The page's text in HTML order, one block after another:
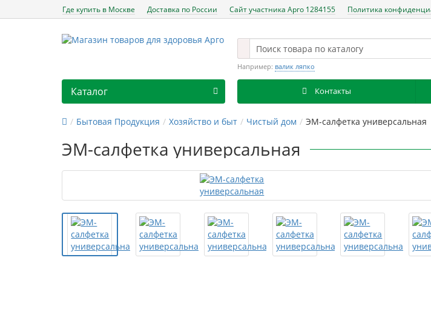
Где купить в Москве Доставка по России Сайт участника Арго 1284155 Политика
Например: валик ляпко
Контакты
Каталог
Бытовая Продукция Хозяйство и быт Чистый дом ЭМ-салфетка универсальная
ЭМ-салфетка универсальная